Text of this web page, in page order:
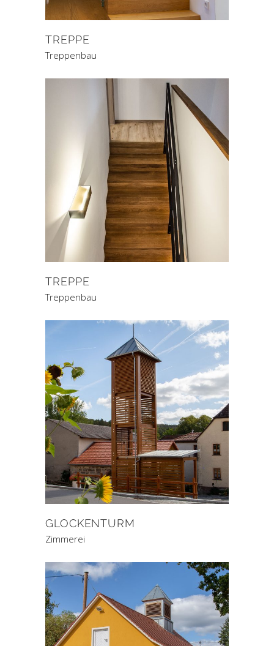
TREPPE
Treppenbau
TREPPE
Treppenbau
GLOCKENTURM
Zimmerei